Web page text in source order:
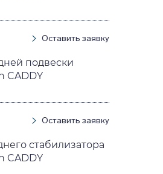
Оставить заявку
подвески
CADDY
Оставить заявку
стабилизатора
CADDY